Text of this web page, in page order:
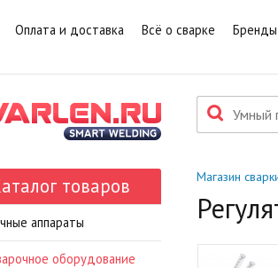
Оплата и доставка Всё о сварке Бренды
товаров
аппараты
оборудование
Магазин